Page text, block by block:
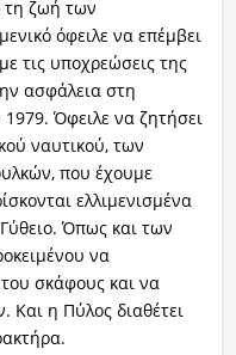
τη ζωή των
όφειλε να επέμβει
τις υποχρεώσεις της
ασφάλεια στη
Όφειλε να ζητήσει
ναυτικού, των
που έχουμε
ελλιμενισμένα
Όπως και των
να
σκάφους και να
η Πύλος διαθέτει